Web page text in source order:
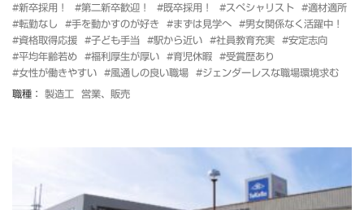
#新卒採用！
#第二新卒歓迎！ #既卒採用！ #スペシャリスト
#適材適所
#転勤なし
#手を動かすのが好き #まずは見学へ
#男女関係なく活躍中！
#資格取得応援
#子ども手当 #駅から近い #社員教育充実
#安定志向
#平均年齢若め
#福利厚生が厚い #育児休暇
#受賞歴あり
#女性が働きやすい
#風通しの良い職場 #ジェンダーレスな職場環境求む
職種： 製造工 営業、販売